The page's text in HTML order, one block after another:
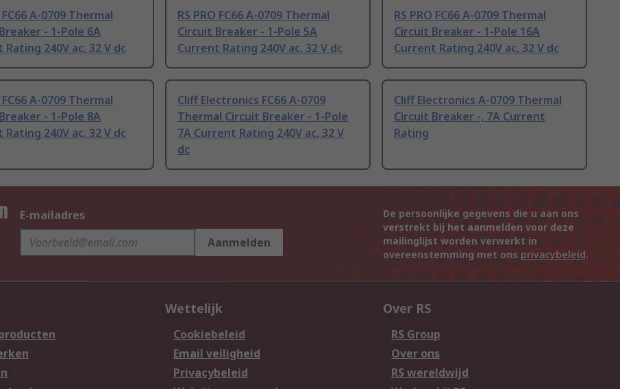
FC66 A-0709 Thermal
- 1-Pole 6A
240V ac, 32 V dc
RS PRO FC66 A-0709 Thermal
Circuit Breaker - 1-Pole 5A
Current Rating 240V ac, 32 V dc
RS PRO FC66 A-0709 Thermal
Circuit Breaker - 1-Pole 16A
Current Rating 240V ac, 32 V dc
FC66 A-0709 Thermal
- 1-Pole 8A
240V ac, 32 V dc
Cliff Electronics FC66 A-0709
Thermal Circuit Breaker - 1-Pole
7A Current Rating 240V ac, 32 V
dc
Cliff Electronics A-0709 Thermal
Circuit Breaker -, 7A Current
Rating
E-mailadres
Aanmelden
De persoonlijke gegevens die u aan ons
verstrekt bij het aanmelden voor deze
mailinglijst worden verwerkt in
overeenstemming met ons privacybeleid.
Wettelijk
Cookiebeleid
Email veiligheid
Privacybeleid
Over RS
RS Group
Over ons
RS wereldwijd